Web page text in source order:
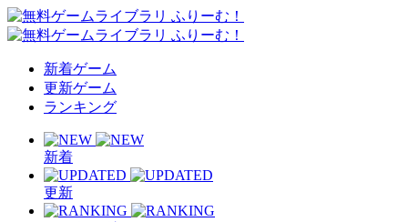
新着ゲーム
更新ゲーム
ランキング
新着
更新